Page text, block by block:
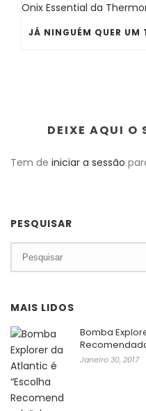
DEIXE AQUI O
Tem de iniciar a sessão
PESQUISAR
MAIS LIDOS
Bomba
Janeiro 30, 2017